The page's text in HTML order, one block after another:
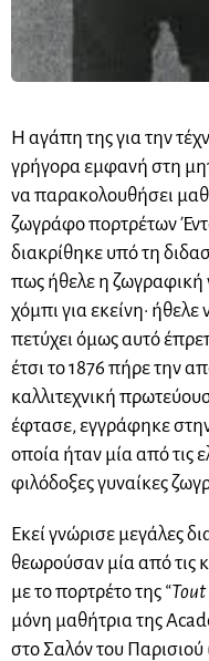
Η αγάπη της για την
γρήγορα εμφανή στη
να παρακολουθήσει
ζωγράφο πορτρέτων
διακρίθηκε υπό τη
πως ήθελε η ζωγραφική
χόμπι για εκείνη· ήθελε
πετύχει όμως αυτό
έτσι το 1876 πήρε την
καλλιτεχνική
έφτασε, εγγράφηκε
οποία ήταν μία από τις
φιλόδοξες γυναίκες
Εκεί γνώρισε μεγάλες
θεωρούσαν μία από τις
με το πορτρέτο της “Tout
μόνη μαθήτρια της
στο Σαλόν του